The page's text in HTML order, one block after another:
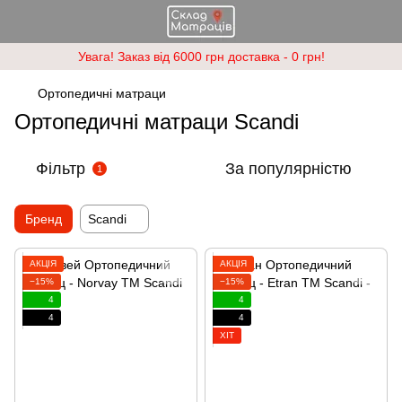
Увага! Заказ від 6000 грн доставка - 0 грн!
Ортопедичні матраци
Ортопедичні матраци Scandi
Фільтр 1 За популярністю
Бренд Scandi
АКЦІЯ
−15%
4
4
АКЦІЯ
−15%
4
4
ХІТ